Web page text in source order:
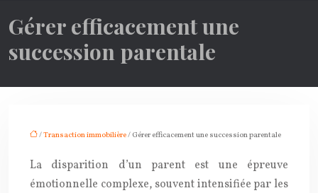
Gérer efficacement une
succession parentale
/Transaction immobilière/ Gérer efficacement une succession parentale
La disparition d’un parent est une épreuve
émotionnelle complexe, souvent intensifiée par les